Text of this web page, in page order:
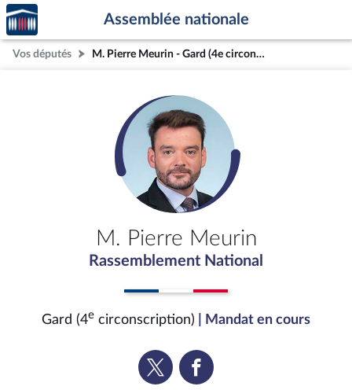
Aller au contenu
Aller en bas de la page
Accèder
à la
page
d'accueil
Assemblée nationale
Vos députés M. Pierre Meurin - Gard (4e circonscription)
M. Pierre Meurin
Rassemblement National
Gard (4e circonscription) | Mandat en cours
Voir
la
Voir
la